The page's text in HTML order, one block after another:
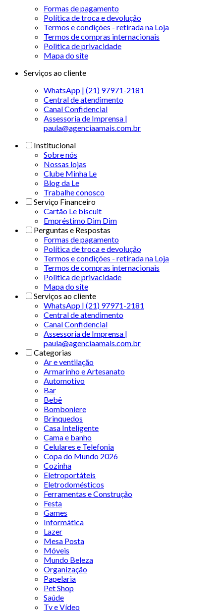
Formas de pagamento
Política de troca e devolução
Termos e condições - retirada na Loja
Termos de compras internacionais
Politica de privacidade
Mapa do site
Serviços ao cliente
WhatsApp | (21) 97971-2181
Central de atendimento
Canal Confidencial
Assessoria de Imprensa |
paula@agenciaamais.com.br
Institucional
Sobre nós
Nossas lojas
Clube Minha Le
Blog da Le
Trabalhe conosco
Serviço Financeiro
Cartão Le biscuit
Empréstimo Dim Dim
Perguntas e Respostas
Formas de pagamento
Política de troca e devolução
Termos e condições - retirada na Loja
Termos de compras internacionais
Politica de privacidade
Mapa do site
Serviços ao cliente
WhatsApp | (21) 97971-2181
Central de atendimento
Canal Confidencial
Assessoria de Imprensa |
paula@agenciaamais.com.br
Categorias
Ar e ventilação
Armarinho e Artesanato
Automotivo
Bar
Bebê
Bomboniere
Brinquedos
Casa Inteligente
Cama e banho
Celulares e Telefonia
Copa do Mundo 2026
Cozinha
Eletroportáteis
Eletrodomésticos
Ferramentas e Construção
Festa
Games
Informática
Lazer
Mesa Posta
Móveis
Mundo Beleza
Organização
Papelaria
Pet Shop
Saúde
Tv e Vídeo